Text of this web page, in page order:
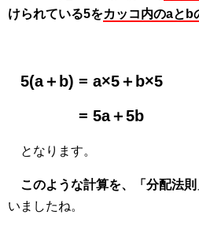
けられている5をカッコ内のaとb
5(a＋b) = a×5＋b×5
= 5a＋5b
となります。
このような計算を、「分配法
いましたね。